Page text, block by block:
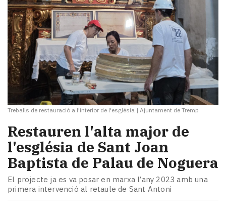
Treballs de restauració a l'interior de l'església | Ajuntament de Tremp
​Restauren l'alta major de
l'església de Sant Joan
Baptista de Palau de Noguera
El projecte ja es va posar en marxa l’any 2023 amb una
primera intervenció al retaule de Sant Antoni